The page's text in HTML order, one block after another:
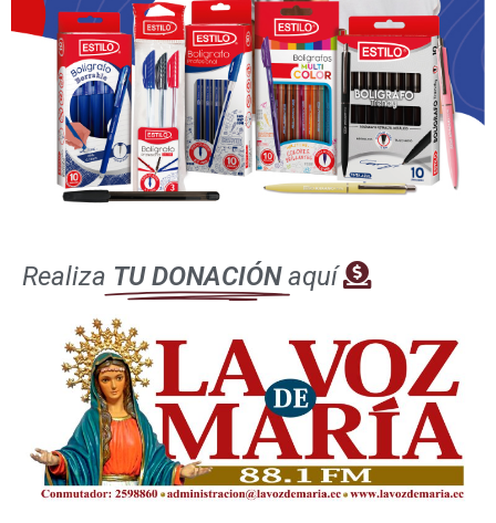
el paso de Jesús, como hacían los habitantes de
Jerusalén antiguamente en honor de los reyes (2Re
9,13). Y la multitud, llena de júbilo, empezó a cantar
para Jesús una versión del Salmo 118: “¡Bendito el
Rey que viene en nombre del Señor!”. Y también
decían “paz en el cielo, gloria en las alturas”,
palabras que nos recuerdan el canto de los ángeles,
cuando Jesús nació en Belén (cfr. Lc 2,14), en la
Lunes Santo
Semana Santa
Deja una respuesta
Realiza TU DONACIÓN aquí